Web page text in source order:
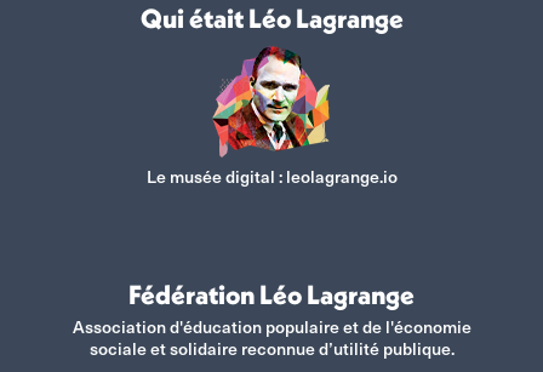
Qui était Léo Lagrange
Le musée digital :leolagrange.io
Fédération Léo Lagrange
Association d'éducation populaire et de l'économie
sociale et solidaire reconnue d’utilité publique.